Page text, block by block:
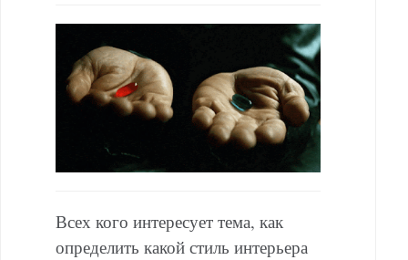
Всех кого интересует тема, как
определить какой стиль интерьера